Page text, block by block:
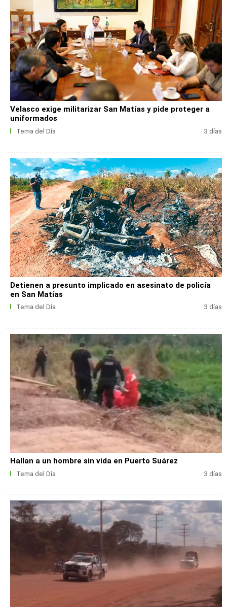
Velasco exige militarizar San Matías y pide proteger a
uniformados
Tema del Día 3 días
Detienen a presunto implicado en asesinato de policía
en San Matías
Tema del Día 3 días
Hallan a un hombre sin vida en Puerto Suárez
Tema del Día 3 días